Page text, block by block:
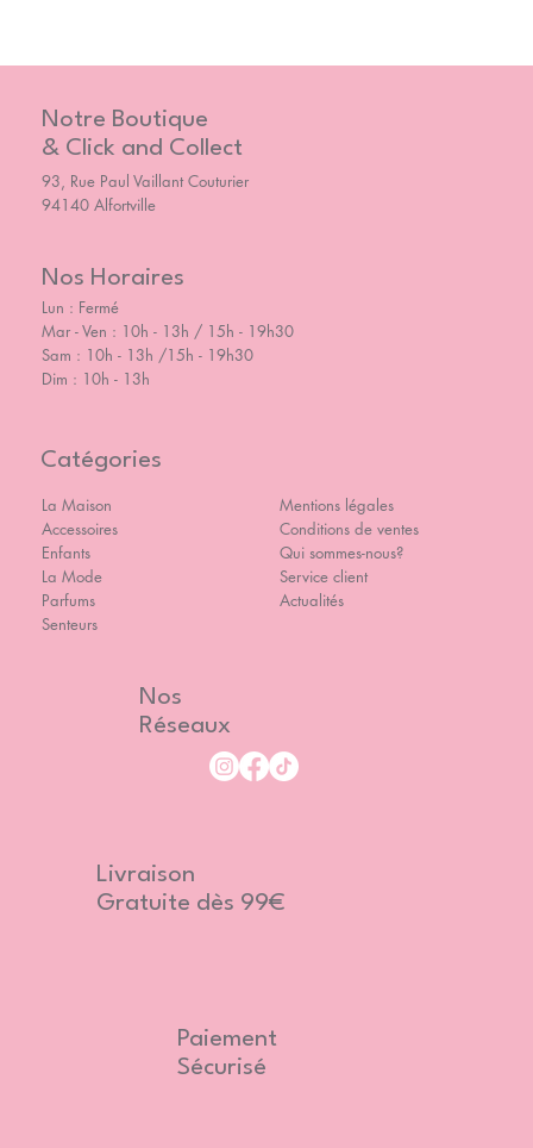
Notre Boutique
& Click and Collect
93, Rue Paul Vaillant Couturier
94140 Alfortville
Nos Horaires
Lun : Fermé
Mar - Ven : 10h - 13h / 15h - 19h30
Sam : 10h - 13h /15h - 19h30
Dim : 10h - 13h
Catégories
La Maison
Accessoires
Enfants
La Mode
Parfums
Senteurs
Mentions légales
Conditions de ventes
Qui sommes-nous?
Service client
Actualités
Nos
Réseaux
Livraison
Gratuite dès 99€
Paiement
Sécurisé